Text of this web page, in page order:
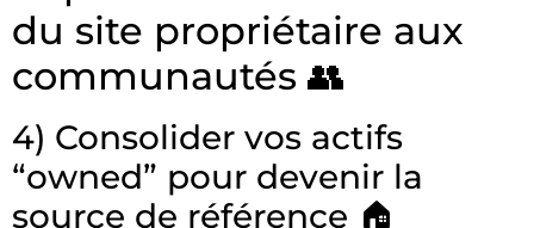
du site propriétaire aux
communautés 👥
4) Consolider vos actifs
“owned” pour devenir la
source de référence 🏠